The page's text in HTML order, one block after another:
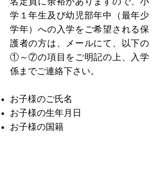
学１年生及び幼児部年中（最年少
学年）への入学をご希望される保
護者の方は、メールにて、以下の
①～⑦の項目をご明記の上、入学
係までご連絡下さい。
​お子様のご氏名
お子様の生年月日
お子様の国籍